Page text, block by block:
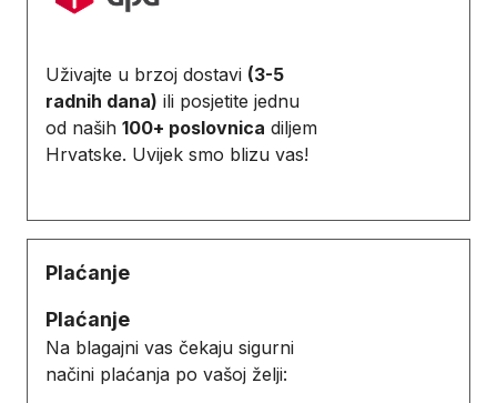
Uživajte u brzoj dostavi (3-5
radnih dana) ili posjetite jednu
od naših 100+ poslovnica diljem
Hrvatske. Uvijek smo blizu vas!
Plaćanje
Plaćanje
Na blagajni vas čekaju sigurni
načini plaćanja po vašoj želji: